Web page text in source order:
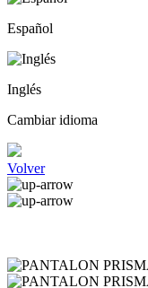
Español
Inglés
Cambiar idioma
Volver